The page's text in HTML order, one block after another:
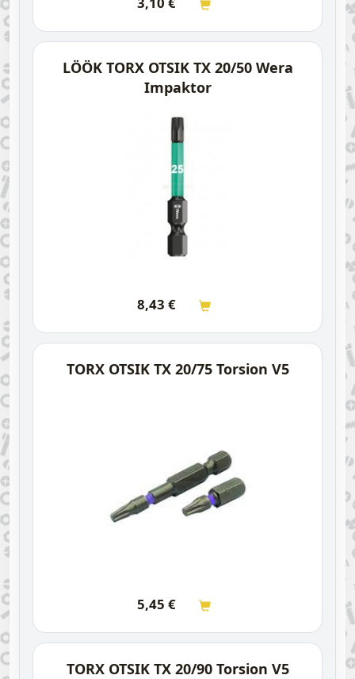
LÖÖK TORX OTSIK TX 20/50 Wera
Impaktor
8,43 €
TORX OTSIK TX 20/75 Torsion V5
5,45 €
TORX OTSIK TX 20/90 Torsion V5